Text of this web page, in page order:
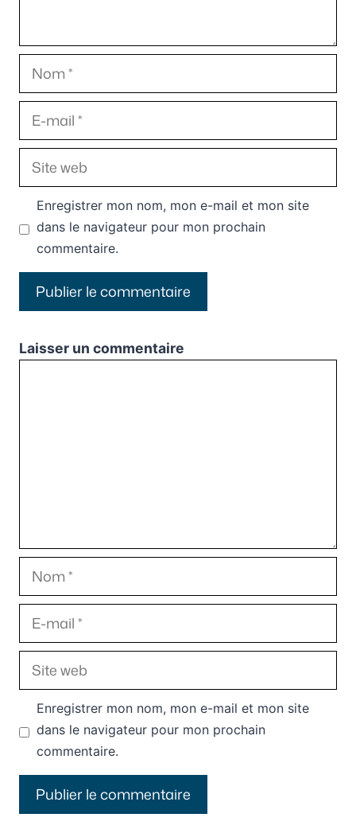
Nom
E-
mail
Site
web
Enregistrer mon nom, mon e-mail et mon site
dans le navigateur pour mon prochain
commentaire.
Laisser un commentaire
Nom
E-
mail
Site
web
Enregistrer mon nom, mon e-mail et mon site
dans le navigateur pour mon prochain
commentaire.